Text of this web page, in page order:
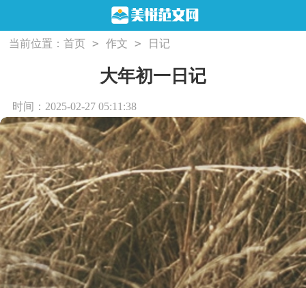
当前位置：首页 > 作文 > 日记
大年初一日记
时间：2025-02-27 05:11:38